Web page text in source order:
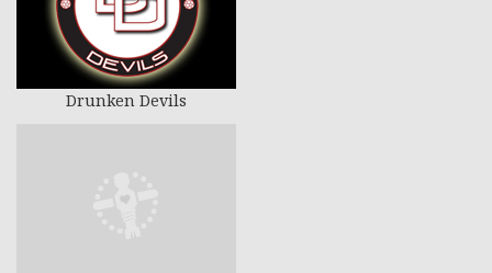
Drunken Devils